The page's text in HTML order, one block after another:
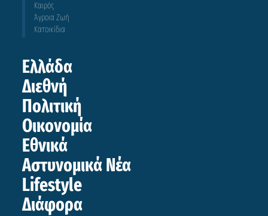
Καιρός
Άγροια Ζωή
Κατοικίδια
Ελλάδα
Διεθνή
Πολιτική
Οικονομία
Εθνικά
Αστυνομικά Νέα
Lifestyle
Διάφορα